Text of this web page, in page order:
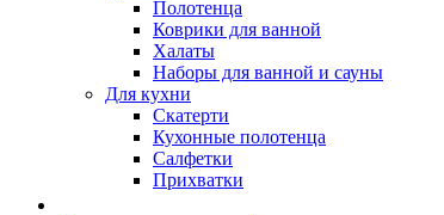
Полотенца
Коврики для ванной
Халаты
Наборы для ванной и сауны
Для кухни
Скатерти
Кухонные полотенца
Салфетки
Прихватки